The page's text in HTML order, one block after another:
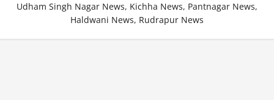
Udham Singh Nagar News, Kichha News, Pantnagar News,
Haldwani News, Rudrapur News